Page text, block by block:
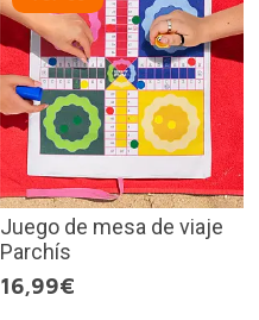
Juego de mesa de viaje
Parchís
16,99€